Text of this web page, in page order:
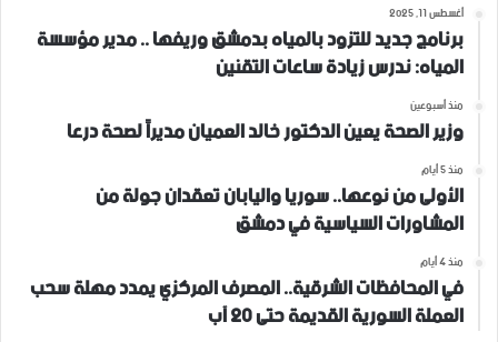
أغسطس 11, 2025
برنامج جديد للتزود بالمياه بدمشق وريفها .. مدير مؤسسة
المياه: ندرس زيادة ساعات التقنين
منذ أسبوعين
وزير الصحة يعين الدكتور خالد العميان مديراً لصحة درعا
منذ 5 أيام
الأولى من نوعها.. سوريا واليابان تعقدان جولة من
المشاورات السياسية في دمشق
منذ 4 أيام
في المحافظات الشرقية.. المصرف المركزي يمدد مهلة سحب
العملة السورية القديمة حتى 20 آب